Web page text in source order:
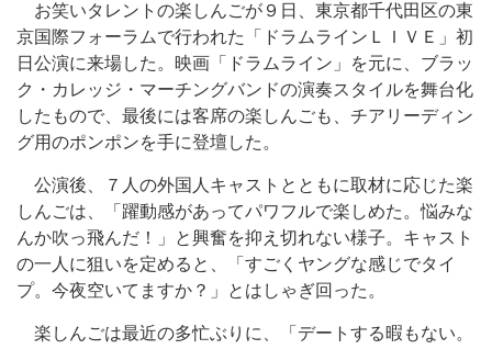
お笑いタレントの楽しんごが９日、東京都千代田区の東
京国際フォーラムで行われた「ドラムラインＬＩＶＥ」初
日公演に来場した。映画「ドラムライン」を元に、ブラッ
ク・カレッジ・マーチングバンドの演奏スタイルを舞台化
したもので、最後には客席の楽しんごも、チアリーディン
グ用のポンポンを手に登壇した。
公演後、７人の外国人キャストとともに取材に応じた楽
しんごは、「躍動感があってパワフルで楽しめた。悩みな
んか吹っ飛んだ！」と興奮を抑え切れない様子。キャスト
の一人に狙いを定めると、「すごくヤングな感じでタイ
プ。今夜空いてますか？」とはしゃぎ回った。
楽しんごは最近の多忙ぶりに、「デートする暇もない。